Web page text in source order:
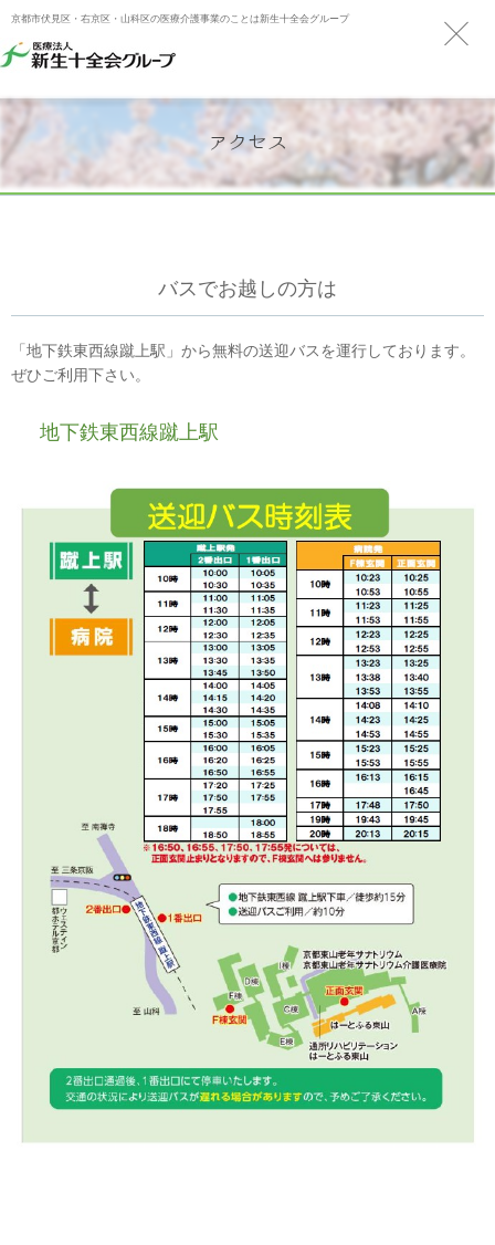
京都市伏見区・右京区・山科区の医療介護事業のことは新生十全会グループ
アクセス
バスでお越しの方は
「地下鉄東西線蹴上駅」から無料の送迎バスを運行しております。
ぜひご利用下さい。
地下鉄東西線蹴上駅